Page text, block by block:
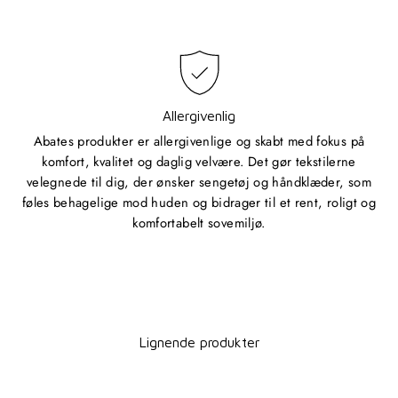
Allergivenlig
Abates produkter er allergivenlige og skabt med fokus på
komfort, kvalitet og daglig velvære. Det gør tekstilerne
velegnede til dig, der ønsker sengetøj og håndklæder, som
føles behagelige mod huden og bidrager til et rent, roligt og
komfortabelt sovemiljø.
Lignende produkter